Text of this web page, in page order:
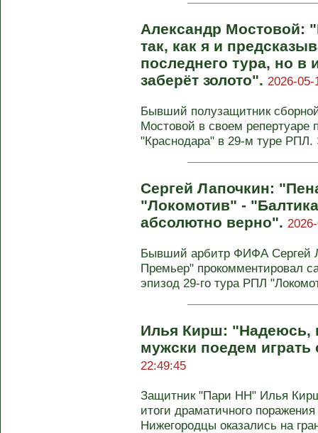
Александр Мостовой:
так, как я и
последнего тура, но в
заберёт золото". 2026-05-
Бывший полузащитник
Мостовой в своем репертуаре
"Краснодара" в 29-м туре РПЛ.
Сергей Лапочкин:
"Локомотив" -
абсолютно верно".
Бывший арбитр ФИФА Сергей
Премьер" прокомментировал
эпизод 29-го тура РПЛ
Илья Кирш: "Надеюсь,
мужски поедем
22:49:45
Защитник "Пари НН" Илья
итоги драматичного
Нижегородцы оказались на